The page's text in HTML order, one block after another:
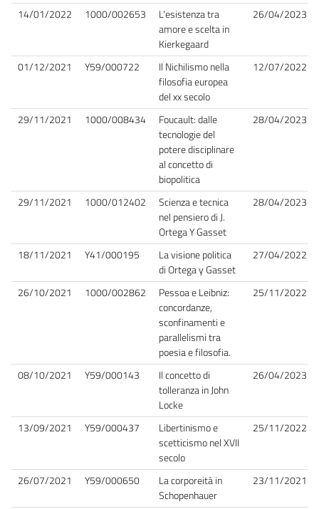
14/01/2022 1000/002653
L'esistenza tra
amore e scelta in
Kierkegaard
26/04/2023
01/12/2021 Y59/000722
Il Nichilismo nella
filosofia europea
del xx secolo
12/07/2022
29/11/2021 1000/008434
Foucault: dalle
tecnologie del
potere disciplinare
al concetto di
biopolitica
28/04/2023
29/11/2021 1000/012402
Scienza e tecnica
nel pensiero di J.
Ortega Y Gasset
28/04/2023
18/11/2021 Y41/000195
La visione politica
di Ortega y Gasset
27/04/2022
26/10/2021 1000/002862
Pessoa e Leibniz:
concordanze,
sconfinamenti e
parallelismi tra
poesia e filosofia.
25/11/2022
08/10/2021 Y59/000143
Il concetto di
tolleranza in John
Locke
26/04/2023
13/09/2021 Y59/000437
Libertinismo e
scetticismo nel XVII
secolo
25/11/2022
26/07/2021 Y59/000650
La corporeità in
Schopenhauer
23/11/2021